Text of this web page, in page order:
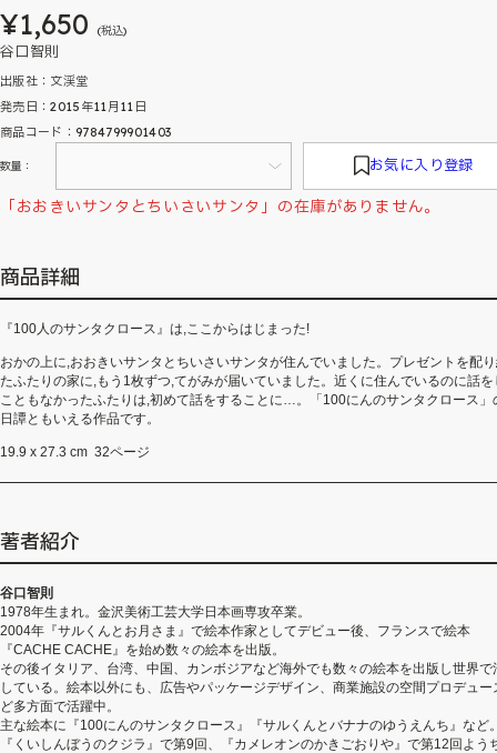
¥1,650 (税込)
谷口智則
出版社：文渓堂
発売日：2015年11月11日
商品コード：9784799901403
数量： お気に入り登録
「おおきいサンタとちいさいサンタ」の在庫がありません。
商品詳細
『100人のサンタクロース』は,ここからはじまった!
おかの上に,おおきいサンタとちいさいサンタが住んでいました。プレゼントを配
たふたりの家に,もう1枚ずつ,てがみが届いていました。近くに住んでいるのに話を
こともなかったふたりは,初めて話をすることに…。「100にんのサンタクロース」
日譚ともいえる作品です。
19.9 x 27.3 cm 32ページ
著者紹介
谷口智則
1978年生まれ。金沢美術工芸大学日本画専攻卒業。
2004年『サルくんとお月さま』で絵本作家としてデビュー後、フランスで絵本
『CACHE CACHE』を始め数々の絵本を出版。
その後イタリア、台湾、中国、カンボジアなど海外でも数々の絵本を出版し世界で
している。絵本以外にも、広告やパッケージデザイン、商業施設の空間プロデュー
ど多方面で活躍中。
主な絵本に『100にんのサンタクロース』『サルくんとバナナのゆうえんち』など
『くいしんぼうのクジラ』で第9回、『カメレオンのかきごおりや』で第12回よう